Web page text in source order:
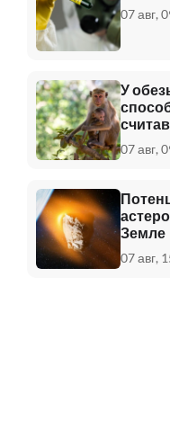
07 авг,
У
07 авг,
Земле
07 авг,